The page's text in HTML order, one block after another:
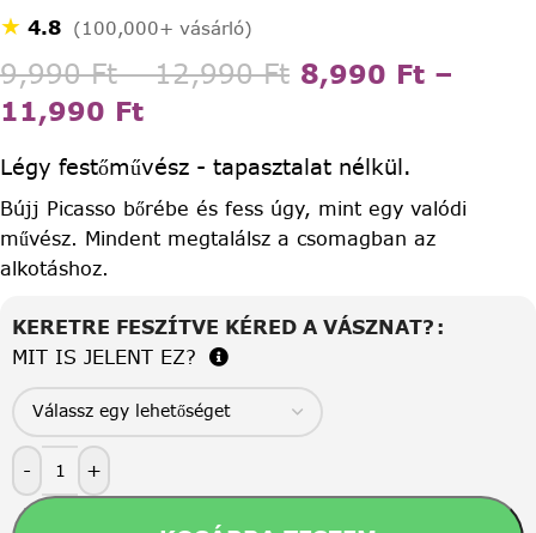
★ 4.8 (100,000+ vásárló)
9,990Ft – 12,990Ft 8,990 Ft –
11,990 Ft
Légy festőművész - tapasztalat nélkül.
Bújj Picasso bőrébe és fess úgy, mint egy valódi
művész. Mindent megtalálsz a csomagban az
alkotáshoz.
KERETRE FESZÍTVE KÉRED A VÁSZNAT?
MIT IS JELENT EZ?
- +